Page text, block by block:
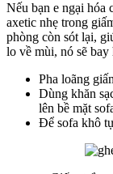
Nếu bạn e ngại hóa
axetic nhẹ trong
phòng còn sót lại,
lo về mùi, nó sẽ
Pha loãng
Dùng khăn
lên bề mặt
Để sofa khô